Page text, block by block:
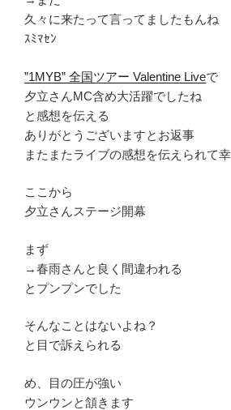
久々に来たって言ってましたもんね
ｽﾐﾏｾﾝ
”1MYB” 全国ツアー Valentine Liveで
夕立さんMC含め大活躍でしたね
と感想を伝える
ありがとうございますとお返事
またまたライブの感想を伝えられて
ここから
夕立さんステージ開幕
まず
→春雨さんと良く間違われる
とプンプンでした
そんなことはないよね？
と目で訴えられる
め、目の圧が強い
ウンウンと頷きます